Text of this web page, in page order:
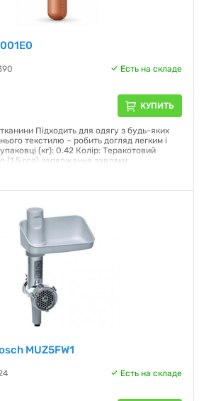
Есть на складе
КУПИТЬ
Підходить для одягу з будь-яких
текстилю – робить догляд легким і
(кг): 0.42 Колір: Теракотовий
(1,5 год) заряджання завдяки
MUZ5FW1
Есть на складе